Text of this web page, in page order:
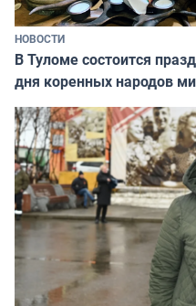
НОВОСТИ
В Туломе состоится
дня коренных народов